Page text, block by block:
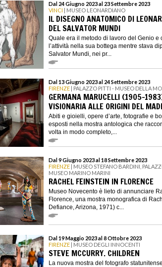
Dal 24 Giugno 2023 al 23 Settembre 2023
VINCI | MUSEO LEONARDIANO
IL DISEGNO ANATOMICO DI
DEL SALVATOR MUNDI
Quale era il metodo di lavoro del Genio e
l’attività nella sua bottega mentre stava
Salvator Mundi, nei pr...
Dal 13 Giugno 2023 al 24 Settembre 2023
FIRENZE | PALAZZO PITTI - MUSEO DELLA
GERMANA MARUCELLI (1905-
VISIONARIA ALLE ORIGINI DEL
Abiti e gioielli, opere d’arte, fotografie e
esposti nella mostra antologica che
volta in modo completo,...
Dal 9 Giugno 2023 al 18 Settembre 2023
FIRENZE | MUSEO STEFANO BARDINI,
MUSEO MARINO MARINI
RACHEL FEINSTEIN IN FLORENCE
Museo Novecento è lieto di annunciare
Florence, una mostra monografica di
Defiance, Arizona, 1971) c...
Dal 19 Maggio 2023 al 8 Ottobre 2023
FIRENZE | MUSEO DEGLI INNOCENTI
STEVE MCCURRY. CHILDREN
La nuova mostra del fotografo